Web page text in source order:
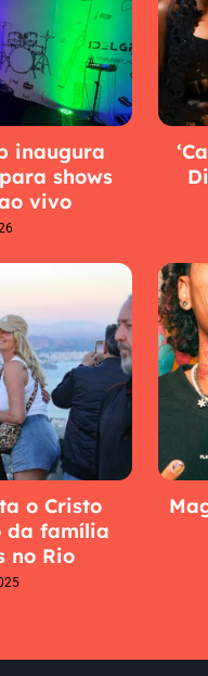
inaugura
shows
vivo
o Cristo
da família
no Rio